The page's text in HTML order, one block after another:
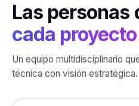
Las personas
cada
Un equipo multidisciplinario
técnica con visión estratégica.